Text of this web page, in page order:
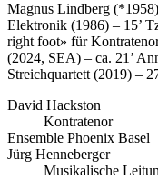
Magnus Lindberg (*1958)
Elektronik (1986) – 15’
right foot» für
(2024, SEA) – ca. 21’
Streichquartett (2019) –
David Hackston
Kontratenor
Ensemble Phoenix Basel
Jürg Henneberger
Musikalische